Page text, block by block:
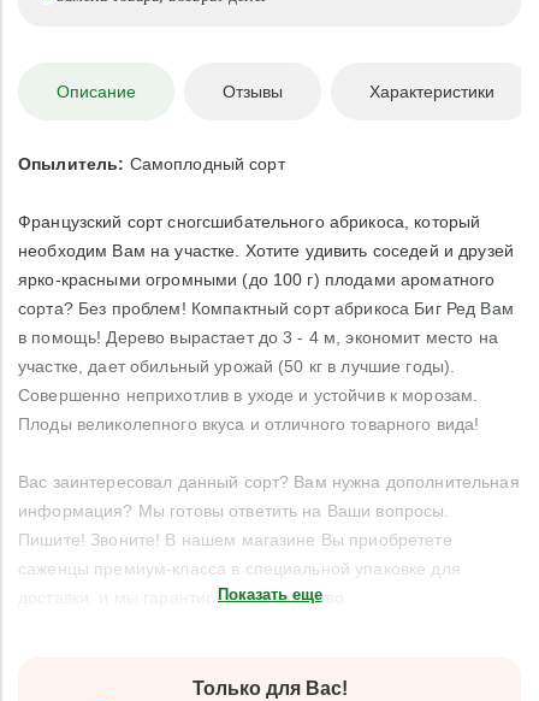
Описание Отзывы Характеристики
Опылитель: Самоплодный сорт
Французский сорт сногсшибательного абрикоса, который
необходим Вам на участке. Хотите удивить соседей и друзей
ярко-красными огромными (до 100 г) плодами ароматного
сорта? Без проблем! Компактный сорт абрикоса Биг Ред Вам
в помощь! Дерево вырастает до 3 - 4 м, экономит место на
участке, дает обильный урожай (50 кг в лучшие годы).
Совершенно неприхотлив в уходе и устойчив к морозам.
Плоды великолепного вкуса и отличного товарного вида!
Вас заинтересовал данный сорт? Вам нужна дополнительная
информация? Мы готовы ответить на Ваши вопросы.
Пишите! Звоните! В нашем магазине Вы приобретете
саженцы премиум-класса в специальной упаковке для
доставки, и мы гарантируем их качество.
Показать еще
Только для Вас!